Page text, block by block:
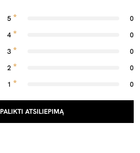
5
0
4
0
3
0
2
0
1
0
PALIKTI ATSILIEPIMĄ